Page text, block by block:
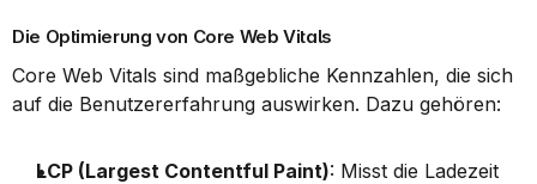
Die Optimierung von Core Web Vitals
Core Web Vitals sind maßgebliche Kennzahlen, die sich
auf die Benutzererfahrung auswirken. Dazu gehören:
LCP (Largest Contentful Paint): Misst die Ladezeit